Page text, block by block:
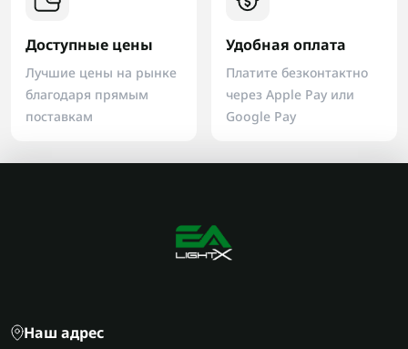
Доступные цены
Лучшие цены на рынке
благодаря прямым
поставкам
Удобная оплата
Платите безконтактно
через Apple Pay или
Google Pay
Наш адрес